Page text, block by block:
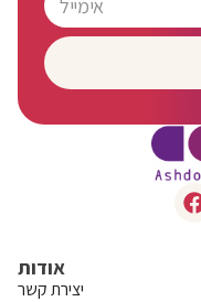
אודות
יצירת קשר